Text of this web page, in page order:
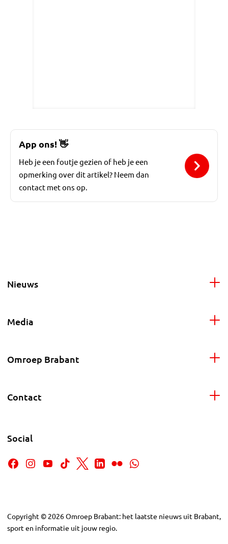
App ons!👋
Heb je een foutje gezien of heb je een
opmerking over dit artikel? Neem dan
contact met ons op.
Nieuws
Media
Omroep Brabant
Contact
Social
Copyright © 2026Omroep Brabant: het laatste nieuws uit Brabant,
sport en informatie uit jouw regio.